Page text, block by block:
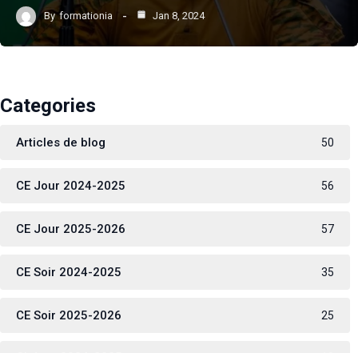
By formationia Jan 8, 2024
Categories
Articles de blog 50
CE Jour 2024-2025 56
CE Jour 2025-2026 57
CE Soir 2024-2025 35
CE Soir 2025-2026 25